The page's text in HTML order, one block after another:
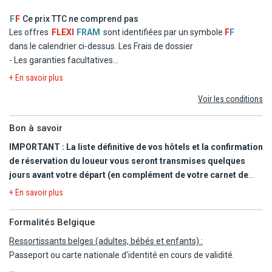
IMPORTANT :
- La liste définitive de vos hôtels vous sera reconfirmée
quelques jours avant le départ (en complément de votre carnet
- Les hôtels où vous serez logés sont situés en périphérie de
ville et disposent donc d'une situation excentrée.
nuit. Les hôtels attribués n'étant pas systématiquement
réception des possibilités de stationnement aux alentours.
- Veuillez noter que tous les hôtels proposés ne disposent pas
nécessairement d'une piscine.
- La formule Petit Déjeuner
- Les taxes d'aéroport et de solidarité
- Le transfert
F F Ce prix TTC ne comprend pas
Les offres FLEXI FRAM sont identifiées par un symbole FF
dans le calendrier ci-dessus.
Les Frais de dossier
- Les garanties facultatives
- Les autres repas et les boissons
+ En savoir plus
Voir les conditions
Bon à savoir
IMPORTANT : La liste définitive de vos hôtels et la confirmation
de réservation du loueur vous seront transmises quelques
jours avant votre départ (en complément de votre carnet de
voyages). Il est impératif que vous soyez en possession de ces
programme.
- Au-delà de 22h30, le bureau du loueur est fermé : merci d'être
extrêmement vigilant lors de la sélection des vols.
+ En savoir plus
Formalités Belgique
Ressortissants belges (adultes, bébés et enfants) :
Passeport ou carte nationale d'identité en cours de validité.